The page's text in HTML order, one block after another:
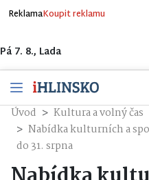
ReklamaKoupit reklamu
Pá 7. 8., Lada
Úvod
Kultura a volný čas
Nabídka kulturních a
do 31. srpna